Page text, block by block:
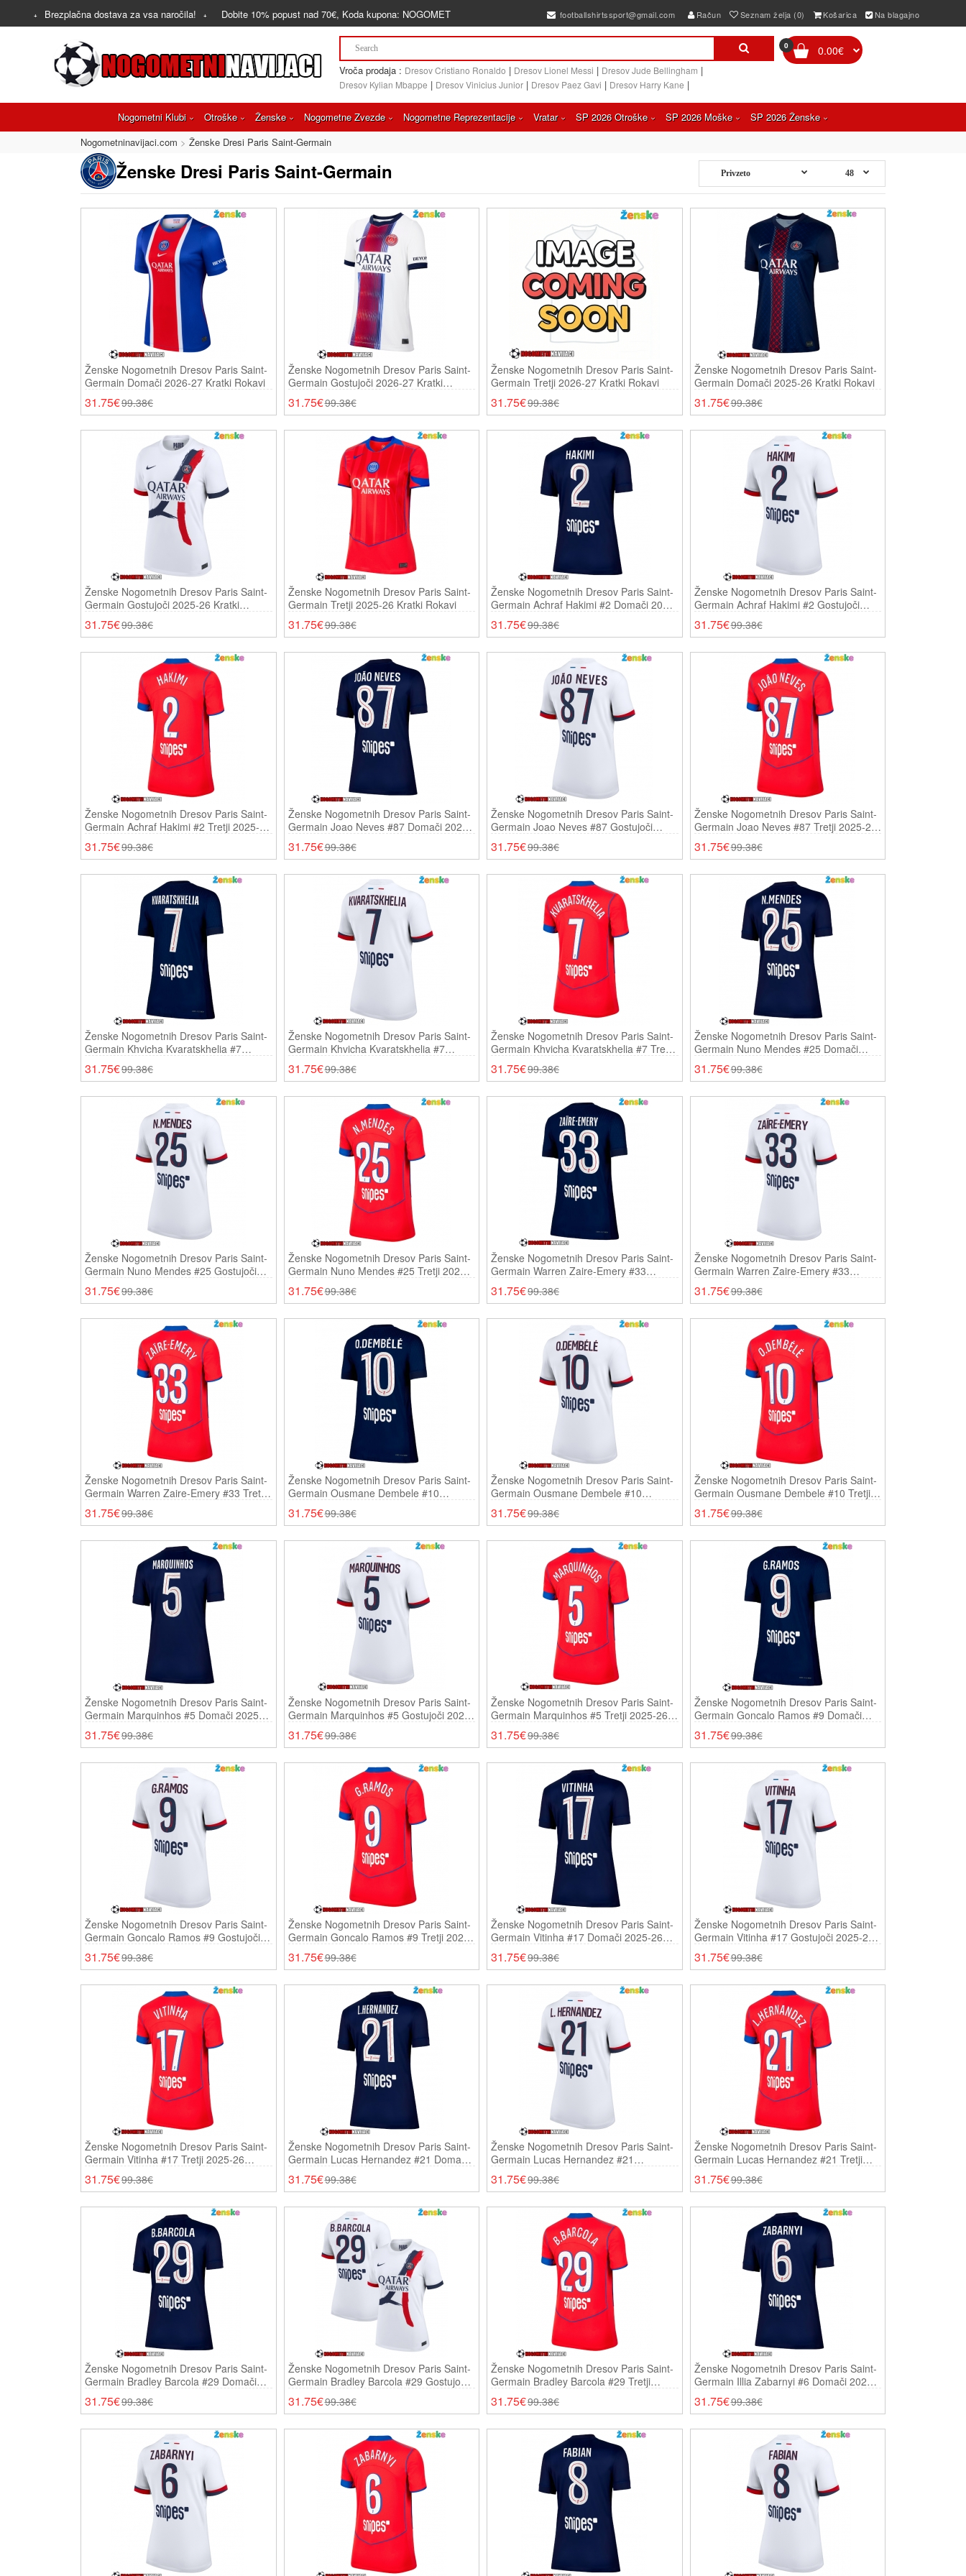
Brezplačna dostava za vsa naročila! Dobite 10% popust nad 70€, Koda kupona: NOGOMET footballshirtssport@gmail.com Račun Seznam želja (0) Košarica Na blagajno
Vroča prodaja : Dresov Cristiano Ronaldo | Dresov Lionel Messi | Dresov Jude Bellingham |
Dresov Kylian Mbappe | Dresov Vinicius Junior | Dresov Paez Gavi | Dresov Harry Kane |
0 0.00€
Nogometni Klubi Otroške Ženske Nogometne Zvezde Nogometne Reprezentacije Vratar SP 2026 Otroške SP 2026 Moške
SP 2026 Ženske
Nogometninavijaci.com
Ženske Dresi Paris Saint-Germain
Ženske Dresi Paris Saint-Germain
Ženske Nogometnih Dresov Paris Saint-
Germain Domači 2026-27 Kratki Rokavi
31.75€99.38€
Ženske Nogometnih Dresov Paris Saint-
Germain Gostujoči 2026-27 Kratki
Rokavi
31.75€99.38€
Ženske Nogometnih Dresov Paris Saint-
Germain Tretji 2026-27 Kratki Rokavi
31.75€99.38€
Ženske Nogometnih Dresov Paris Saint-
Germain Domači 2025-26 Kratki Rokavi
31.75€99.38€
Ženske Nogometnih Dresov Paris Saint-
Germain Gostujoči 2025-26 Kratki
Rokavi
31.75€99.38€
Ženske Nogometnih Dresov Paris Saint-
Germain Tretji 2025-26 Kratki Rokavi
31.75€99.38€
Ženske Nogometnih Dresov Paris Saint-
Germain Achraf Hakimi #2 Domači 2025-
26 Kratki Rokavi
31.75€99.38€
Ženske Nogometnih Dresov Paris Saint-
Germain Achraf Hakimi #2 Gostujoči
2025-26 Kratki Rokavi
31.75€99.38€
Ženske Nogometnih Dresov Paris Saint-
Germain Achraf Hakimi #2 Tretji 2025-26
Kratki Rokavi
31.75€99.38€
Ženske Nogometnih Dresov Paris Saint-
Germain Joao Neves #87 Domači 2025-
26 Kratki Rokavi
31.75€99.38€
Ženske Nogometnih Dresov Paris Saint-
Germain Joao Neves #87 Gostujoči
2025-26 Kratki Rokavi
31.75€99.38€
Ženske Nogometnih Dresov Paris Saint-
Germain Joao Neves #87 Tretji 2025-26
Kratki Rokavi
31.75€99.38€
Ženske Nogometnih Dresov Paris Saint-
Germain Khvicha Kvaratskhelia #7
Domači 2025-26 Kratki Rokavi
31.75€99.38€
Ženske Nogometnih Dresov Paris Saint-
Germain Khvicha Kvaratskhelia #7
Gostujoči 2025-26 Kratki Rokavi
31.75€99.38€
Ženske Nogometnih Dresov Paris Saint-
Germain Khvicha Kvaratskhelia #7 Tretji
2025-26 Kratki Rokavi
31.75€99.38€
Ženske Nogometnih Dresov Paris Saint-
Germain Nuno Mendes #25 Domači
2025-26 Kratki Rokavi
31.75€99.38€
Ženske Nogometnih Dresov Paris Saint-
Germain Nuno Mendes #25 Gostujoči
2025-26 Kratki Rokavi
31.75€99.38€
Ženske Nogometnih Dresov Paris Saint-
Germain Nuno Mendes #25 Tretji 2025-
26 Kratki Rokavi
31.75€99.38€
Ženske Nogometnih Dresov Paris Saint-
Germain Warren Zaire-Emery #33
Domači 2025-26 Kratki Rokavi
31.75€99.38€
Ženske Nogometnih Dresov Paris Saint-
Germain Warren Zaire-Emery #33
Gostujoči 2025-26 Kratki Rokavi
31.75€99.38€
Ženske Nogometnih Dresov Paris Saint-
Germain Warren Zaire-Emery #33 Tretji
2025-26 Kratki Rokavi
31.75€99.38€
Ženske Nogometnih Dresov Paris Saint-
Germain Ousmane Dembele #10
Domači 2025-26 Kratki Rokavi
31.75€99.38€
Ženske Nogometnih Dresov Paris Saint-
Germain Ousmane Dembele #10
Gostujoči 2025-26 Kratki Rokavi
31.75€99.38€
Ženske Nogometnih Dresov Paris Saint-
Germain Ousmane Dembele #10 Tretji
2025-26 Kratki Rokavi
31.75€99.38€
Ženske Nogometnih Dresov Paris Saint-
Germain Marquinhos #5 Domači 2025-
26 Kratki Rokavi
31.75€99.38€
Ženske Nogometnih Dresov Paris Saint-
Germain Marquinhos #5 Gostujoči 2025-
26 Kratki Rokavi
31.75€99.38€
Ženske Nogometnih Dresov Paris Saint-
Germain Marquinhos #5 Tretji 2025-26
Kratki Rokavi
31.75€99.38€
Ženske Nogometnih Dresov Paris Saint-
Germain Goncalo Ramos #9 Domači
2025-26 Kratki Rokavi
31.75€99.38€
Ženske Nogometnih Dresov Paris Saint-
Germain Goncalo Ramos #9 Gostujoči
2025-26 Kratki Rokavi
31.75€99.38€
Ženske Nogometnih Dresov Paris Saint-
Germain Goncalo Ramos #9 Tretji 2025-
26 Kratki Rokavi
31.75€99.38€
Ženske Nogometnih Dresov Paris Saint-
Germain Vitinha #17 Domači 2025-26
Kratki Rokavi
31.75€99.38€
Ženske Nogometnih Dresov Paris Saint-
Germain Vitinha #17 Gostujoči 2025-26
Kratki Rokavi
31.75€99.38€
Ženske Nogometnih Dresov Paris Saint-
Germain Vitinha #17 Tretji 2025-26
Kratki Rokavi
31.75€99.38€
Ženske Nogometnih Dresov Paris Saint-
Germain Lucas Hernandez #21 Domači
2025-26 Kratki Rokavi
31.75€99.38€
Ženske Nogometnih Dresov Paris Saint-
Germain Lucas Hernandez #21
Gostujoči 2025-26 Kratki Rokavi
31.75€99.38€
Ženske Nogometnih Dresov Paris Saint-
Germain Lucas Hernandez #21 Tretji
2025-26 Kratki Rokavi
31.75€99.38€
Ženske Nogometnih Dresov Paris Saint-
Germain Bradley Barcola #29 Domači
2025-26 Kratki Rokavi
31.75€99.38€
Ženske Nogometnih Dresov Paris Saint-
Germain Bradley Barcola #29 Gostujoči
2025-26 Kratki Rokavi
31.75€99.38€
Ženske Nogometnih Dresov Paris Saint-
Germain Bradley Barcola #29 Tretji
2025-26 Kratki Rokavi
31.75€99.38€
Ženske Nogometnih Dresov Paris Saint-
Germain Illia Zabarnyi #6 Domači 2025-
26 Kratki Rokavi
31.75€99.38€